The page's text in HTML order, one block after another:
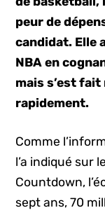
peur de
candidat. Elle
NBA en
mais s’est
rapidement.
Comme
l’a indiqué sur
Countdown,
sept ans, 70